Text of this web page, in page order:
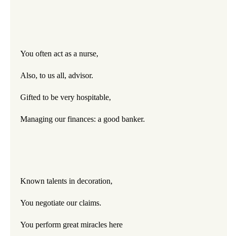
You often act as a nurse,
Also, to us all, advisor.
Gifted to be very hospitable,
Managing our finances: a good banker.
Known talents in decoration,
You negotiate our claims.
You perform great miracles here